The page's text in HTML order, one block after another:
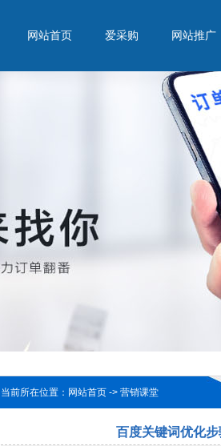
网站首页 爱采购 网站推广
当前所在位置：网站首页 -> 营销课堂
百度关键词优化